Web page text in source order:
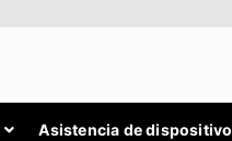
Asistencia de dispositivo